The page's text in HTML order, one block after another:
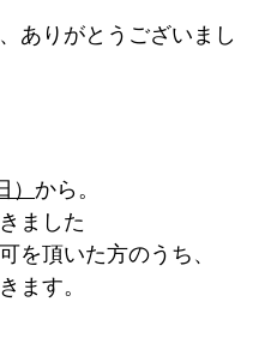
ありがとうございまし
） から。
ました
を頂いた方のうち、
ます。